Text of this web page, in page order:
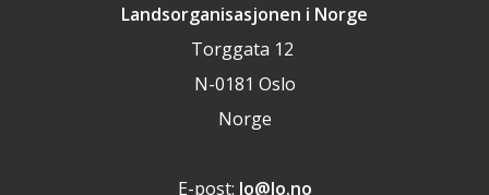
Landsorganisasjonen i Norge
Torggata 12
N-0181 Oslo
Norge
E-post: lo@lo.no